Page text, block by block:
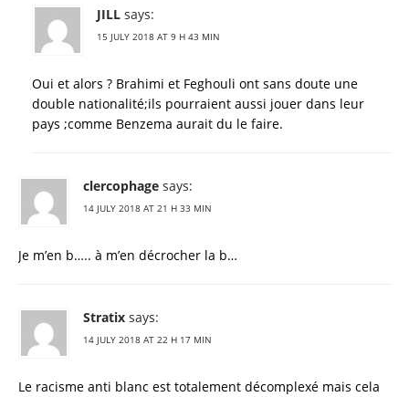
JILL says:
15 JULY 2018 AT 9 H 43 MIN
Oui et alors ? Brahimi et Feghouli ont sans doute une
double nationalité;ils pourraient aussi jouer dans leur
pays ;comme Benzema aurait du le faire.
clercophage says:
14 JULY 2018 AT 21 H 33 MIN
Je m’en b….. à m’en décrocher la b…
Stratix says:
14 JULY 2018 AT 22 H 17 MIN
Le racisme anti blanc est totalement décomplexé mais cela